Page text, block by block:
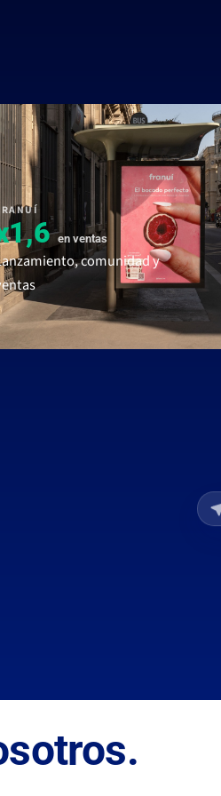
en ventas
comunidad y
.